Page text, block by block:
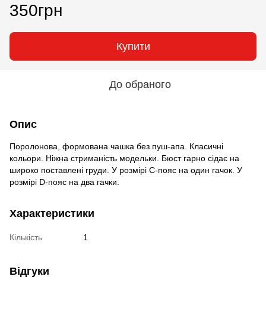
350грн
Купити
До обраного
Опис
Поролонова, формована чашка без пуш-апа. Класичні
кольори. Ніжна стриманість модельки. Бюст гарно сідає на
широко поставлені груди. У розмірі С-пояс на один гачок. У
розмірі D-пояс на два гачки.
Характеристики
Кількість 1
Відгуки